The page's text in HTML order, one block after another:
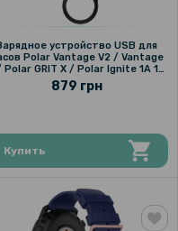
устройство USB для
Polar Vantage V2 / Vantage
Polar GRIT X / Polar Ignite 1A 1м,
Black
879 грн
Купить